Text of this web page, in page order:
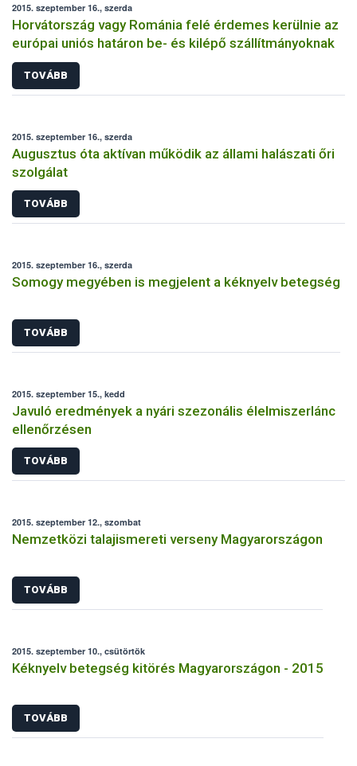
2015. szeptember 16., szerda
Horvátország vagy Románia felé érdemes kerülnie az
európai uniós határon be- és kilépő szállítmányoknak
TOVÁBB
2015. szeptember 16., szerda
Augusztus óta aktívan működik az állami halászati őri
szolgálat
TOVÁBB
2015. szeptember 16., szerda
Somogy megyében is megjelent a kéknyelv betegség
TOVÁBB
2015. szeptember 15., kedd
Javuló eredmények a nyári szezonális élelmiszerlánc
ellenőrzésen
TOVÁBB
2015. szeptember 12., szombat
Nemzetközi talajismereti verseny Magyarországon
TOVÁBB
2015. szeptember 10., csütörtök
Kéknyelv betegség kitörés Magyarországon - 2015
TOVÁBB